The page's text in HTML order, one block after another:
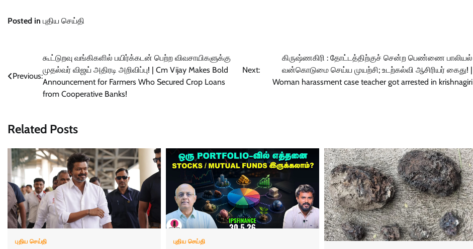
Posted in புதிய செய்தி
navigation
Previous:
கூட்டுறவு வங்கிகளில் பயிர்க்கடன் பெற்ற விவசாயிகளுக்கு
முதல்வர் விஜய் அதிரடி அறிவிப்பு! | Cm Vijay Makes Bold
Announcement for Farmers Who Secured Crop Loans
from Cooperative Banks!
Next:
கிருஷ்ணகிரி : தோட்டத்திற்குச் சென்ற பெண்ணை பாலியல்
வன்கொடுமை செய்ய முயற்சி; உடற்கல்வி ஆசிரியர் கைது! |
Woman harassment case teacher got arrested in krishnagiri
Related Posts
புதிய செய்தி புதிய செய்தி